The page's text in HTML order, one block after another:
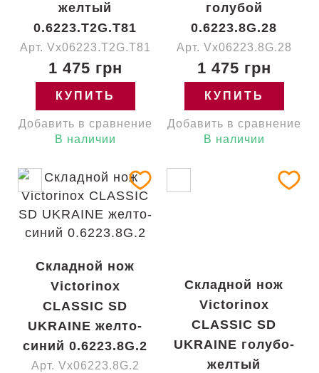
желтый
0.6223.T2G.T81
Арт. Vx06223.T2G.T81
1 475 грн
КУПИТЬ
Добавить в сравнение
В наличии
голубой
0.6223.8G.28
Арт. Vx06223.8G.28
1 475 грн
КУПИТЬ
Добавить в сравнение
В наличии
Складной нож
Victorinox
CLASSIC SD
UKRAINE желто-
синий 0.6223.8G.2
Арт. Vx06223.8G.2
Складной нож
Victorinox
CLASSIC SD
UKRAINE голубо-
желтый